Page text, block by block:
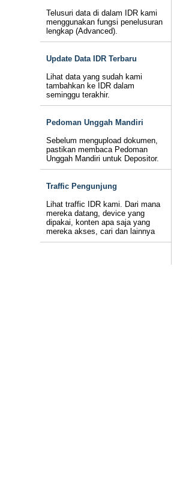
Telusuri data di dalam IDR kami
menggunakan fungsi penelusuran
lengkap (Advanced).
Update Data IDR Terbaru
Lihat data yang sudah kami
tambahkan ke IDR dalam
seminggu terakhir.
Pedoman Unggah Mandiri
Sebelum mengupload dokumen,
pastikan membaca Pedoman
Unggah Mandiri untuk Depositor.
Traffic Pengunjung
Lihat traffic IDR kami. Dari mana
mereka datang, device yang
dipakai, konten apa saja yang
mereka akses, cari dan lainnya